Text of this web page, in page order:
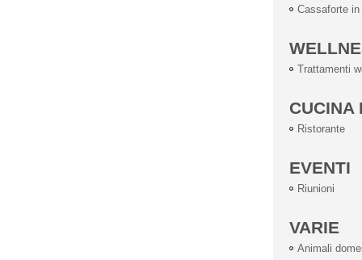
Cassaforte
Trattamenti
CUCINA
Ristorante
EVENTI
Riunioni
VARIE
Animali